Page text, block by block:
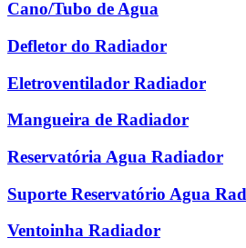
Cano/Tubo de Agua
Defletor do Radiador
Eletroventilador Radiador
Mangueira de Radiador
Reservatória Agua Radiador
Suporte Reservatório Agua
Ventoinha Radiador